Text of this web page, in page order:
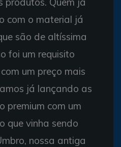
com o material já
são de altíssima
foi um requisito
um preço mais
já lançando as
premium com um
que vinha sendo
nossa antiga